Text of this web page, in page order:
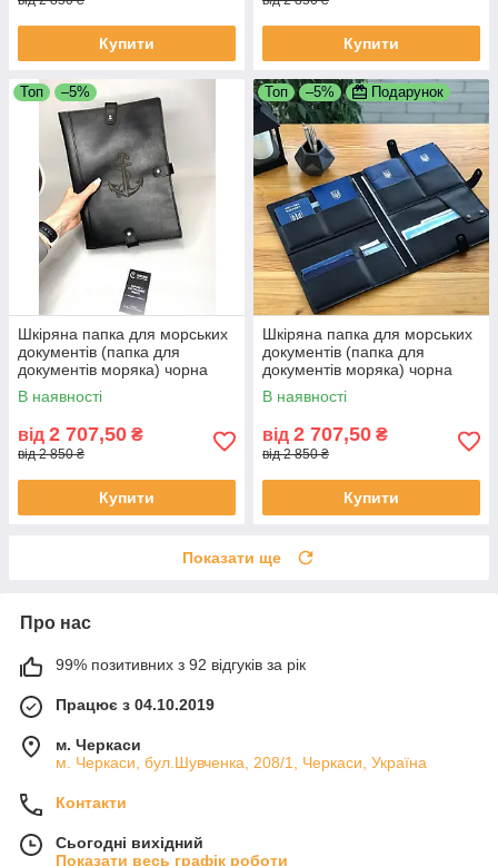
Купити Купити
Топ –5%
Шкіряна папка для морських
документів (папка для
документів моряка) чорна
В наявності
від 2 707,50 ₴
від 2 850 ₴
Купити
Топ –5% Подарунок
Шкіряна папка для морських
документів (папка для
документів моряка) чорна
В наявності
від 2 707,50 ₴
від 2 850 ₴
Купити
Показати ще
Про нас
99% позитивних з 92 відгуків за рік
Працює з 04.10.2019
м. Черкаси
м. Черкаси, бул.Шувченка, 208/1, Черкаси, Україна
Контакти
Сьогодні вихідний
Показати весь графік роботи